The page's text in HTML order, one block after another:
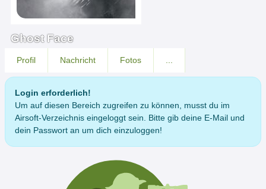
Ghost Face
Profil Nachricht Fotos
Login erforderlich!
Um auf diesen Bereich zugreifen zu können, musst du im
Airsoft-Verzeichnis eingeloggt sein. Bitte gib deine E-Mail und
dein Passwort an um dich einzuloggen!